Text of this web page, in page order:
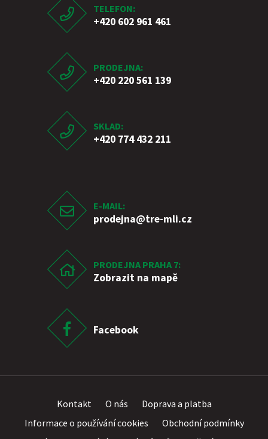
TELEFON:
+420 602 961 461
PRODEJNA:
+420 220 561 139
SKLAD:
+420 774 432 211
E-MAIL:
prodejna@tre-mli.cz
PRODEJNA PRAHA 7:
Zobrazit na mapě
Facebook
Kontakt O nás
Doprava a platba
Informace o používání cookies
Obchodní podmínky